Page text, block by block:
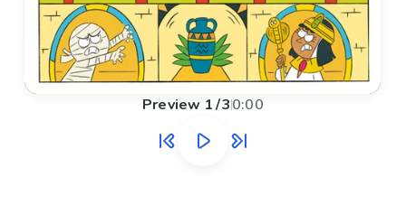
Preview 1/30:00